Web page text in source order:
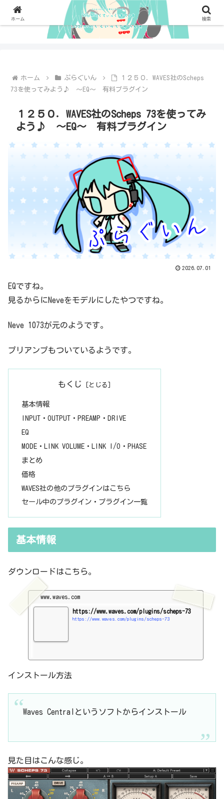
ホーム ぷらぐいん
１２５０．WAVES社のScheps
73を使ってみよう♪ ～EQ～ 有料プラグイン
１２５０．WAVES社のScheps 73を使ってみ
よう♪ ～EQ～ 有料プラグイン
2026.07.01
EQですね。
見るからにNeveをモデルにしたやつですね。
Neve 1073が元のようです。
プリアンプもついているようです。
もくじ
基本情報
INPUT・OUTPUT・PREAMP・DRIVE
EQ
MODE・LINK VOLUME・LINK I/O・PHASE
まとめ
価格
WAVES社の他のプラグインはこちら
セール中のプラグイン・プラグイン一覧
基本情報
ダウンロードはこちら。
www.waves.com
https://www.waves.com/plugins/scheps-73
https://www.waves.com/plugins/scheps-73
インストール方法
Waves Centralというソフトからインストール
見た目はこんな感じ。
ホーム 検索